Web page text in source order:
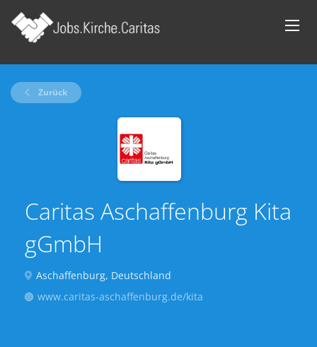
Zurück
Caritas Aschaffenburg Kita
gGmbH
Aschaffenburg, Deutschland
www.caritas-aschaffenburg.de/kita